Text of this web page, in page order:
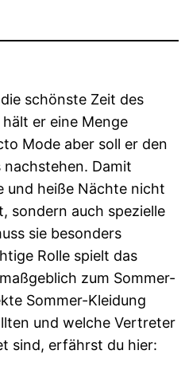
schönste Zeit des
er eine Menge
Mode aber soll er den
Damit
und heiße Nächte nicht
sondern auch spezielle
sie besonders
Rolle spielt das
zum Sommer-
Sommer-Kleidung
und welche Vertreter
sind, erfährst du hier: